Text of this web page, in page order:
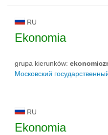
RU
Ekonomia
grupa kierunków:
Московский
RU
Ekonomia